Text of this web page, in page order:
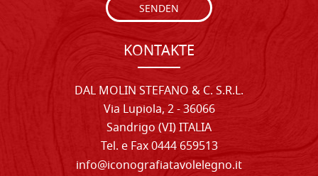
SENDEN
KONTAKTE
DAL MOLIN STEFANO & C. S.R.L.
Via Lupiola, 2 - 36066
Sandrigo (VI) ITALIA
Tel. e Fax 0444 659513
info@iconografiatavolelegno.it